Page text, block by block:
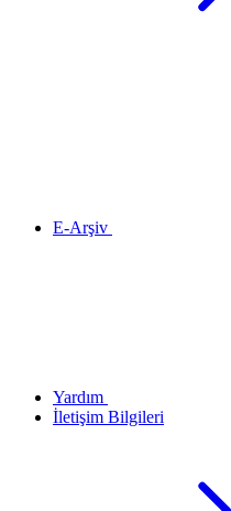
E-Arşiv
Yardım
İletişim Bilgileri